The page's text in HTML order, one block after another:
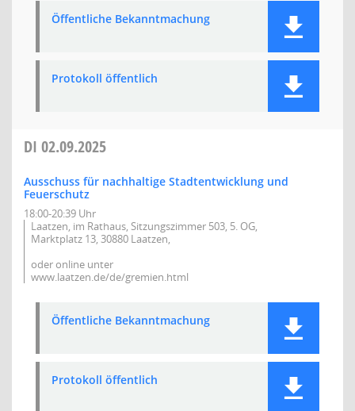
Öffentliche Bekanntmachung
Protokoll öffentlich
DI 02.09.2025
Ausschuss für nachhaltige Stadtentwicklung und
Feuerschutz
18:00-20:39 Uhr
Laatzen, im Rathaus, Sitzungszimmer 503, 5. OG,
Marktplatz 13, 30880 Laatzen,
oder online unter
www.laatzen.de/de/gremien.html
Öffentliche Bekanntmachung
Protokoll öffentlich